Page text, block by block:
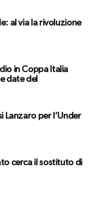
al via la rivoluzione
in Coppa Italia
date del
Lanzaro per l’Under
cerca il sostituto di